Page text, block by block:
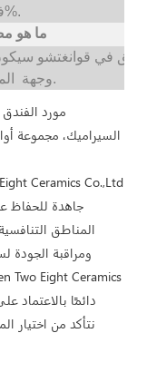
فسيتم طلب دفعة أولى بنسبة 50%.
ما هو
في قوانغتشو
وجهةخدمة من الباب إلى الباب.
جاهدة للحفاظ
المناطق
ومراقبة الجودة
نتأكد من اختيار